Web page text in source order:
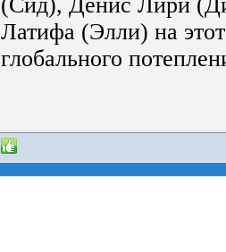
Латифа (Элли) на
глобального